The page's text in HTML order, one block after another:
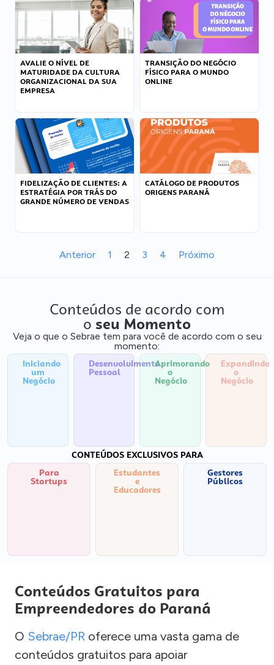
AVALIE O NÍVEL DE
MATURIDADE DA CULTURA
ORGANIZACIONAL DA SUA
EMPRESA
TRANSIÇÃO DO NEGÓCIO
FÍSICO PARA O MUNDO
ONLINE
FIDELIZAÇÃO DE CLIENTES: A
ESTRATÉGIA POR TRÁS DO
GRANDE NÚMERO DE VENDAS
CATÁLOGO DE PRODUTOS
ORIGENS PARANÁ
Anterior 1 2 3 4 Próximo
Conteúdos de acordo com
o seu Momento
Veja o que o Sebrae tem para você de acordo com o seu
momento:
Iniciando
um
Negócio
Desenvolvimento
Pessoal
Aprimorando
o
Negócio
Expandindo
o
Negócio
CONTEÚDOS EXCLUSIVOS PARA
Para
Startups
Estudantes
e
Educadores
Gestores
Públicos
Conteúdos Gratuitos para
Empreendedores do Paraná
O Sebrae/PR oferece uma vasta gama de
conteúdos gratuitos para apoiar